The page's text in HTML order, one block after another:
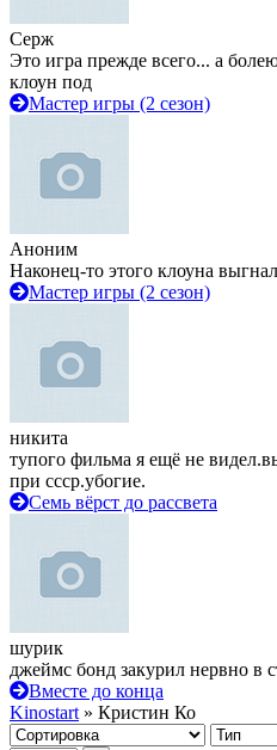
Серж
Это игра прежде всего... а
клоун под
Мастер игры (2 сезон)
Аноним
Наконец-то этого клоуна
Мастер игры (2 сезон)
никита
тупого фильма я ещё не
при ссср.убогие.
Семь вёрст до рассвета
шурик
джеймс бонд закурил нервно в
Вместе до конца
Kinostart » Кристин Ко